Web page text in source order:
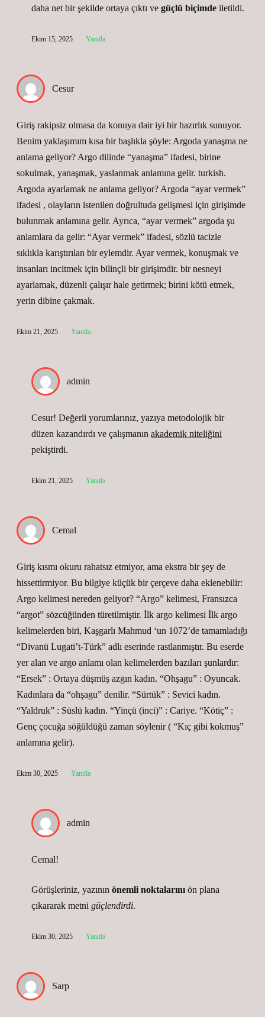
daha net bir şekilde ortaya çıktı ve güçlü biçimde iletildi.
Ekim 15, 2025 Yanıtla
Cesur
Giriş rakipsiz olmasa da konuya dair iyi bir hazırlık sunuyor.
Benim yaklaşımım kısa bir başlıkla şöyle: Argoda yanaşma ne
anlama geliyor? Argo dilinde “yanaşma” ifadesi, birine
sokulmak, yanaşmak, yaslanmak anlamına gelir. turkish.
Argoda ayarlamak ne anlama geliyor? Argoda “ayar vermek”
ifadesi , olayların istenilen doğrultuda gelişmesi için girişimde
bulunmak anlamına gelir. Ayrıca, “ayar vermek” argoda şu
anlamlara da gelir: “Ayar vermek” ifadesi, sözlü tacizle
sıklıkla karıştırılan bir eylemdir. Ayar vermek, konuşmak ve
insanları incitmek için bilinçli bir girişimdir. bir nesneyi
ayarlamak, düzenli çalışır hale getirmek; birini kötü etmek,
yerin dibine çakmak.
Ekim 21, 2025 Yanıtla
admin
Cesur! Değerli yorumlarınız, yazıya metodolojik bir
düzen kazandırdı ve çalışmanın akademik niteliğini
pekiştirdi.
Ekim 21, 2025 Yanıtla
Cemal
Giriş kısmı okuru rahatsız etmiyor, ama ekstra bir şey de
hissettirmiyor. Bu bilgiye küçük bir çerçeve daha eklenebilir:
Argo kelimesi nereden geliyor? “Argo” kelimesi, Fransızca
“argot” sözcüğünden türetilmiştir. İlk argo kelimesi İlk argo
kelimelerden biri, Kaşgarlı Mahmud ‘un 1072’de tamamladığı
“Divanü Lugati’t-Türk” adlı eserinde rastlanmıştır. Bu eserde
yer alan ve argo anlamı olan kelimelerden bazıları şunlardır:
“Ersek” : Ortaya düşmüş azgın kadın. “Ohşagu” : Oyuncak.
Kadınlara da “ohşagu” denilir. “Sürtük” : Sevici kadın.
“Yaldruk” : Süslü kadın. “Yinçü (inci)” : Cariye. “Kötiç” :
Genç çocuğa söğüldüğü zaman söylenir ( “Kıç gibi kokmuş”
anlamına gelir).
Ekim 30, 2025 Yanıtla
admin
Cemal!
Görüşleriniz, yazının önemli noktalarını ön plana
çıkararak metni güçlendirdi.
Ekim 30, 2025 Yanıtla
Sarp